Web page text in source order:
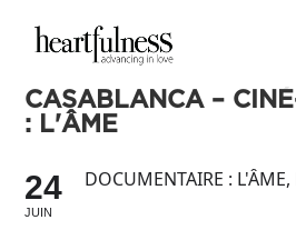
CASABLANCA –
: L'ÂME
24
JUIN
DOCUMENTAIRE : L'ÂME,